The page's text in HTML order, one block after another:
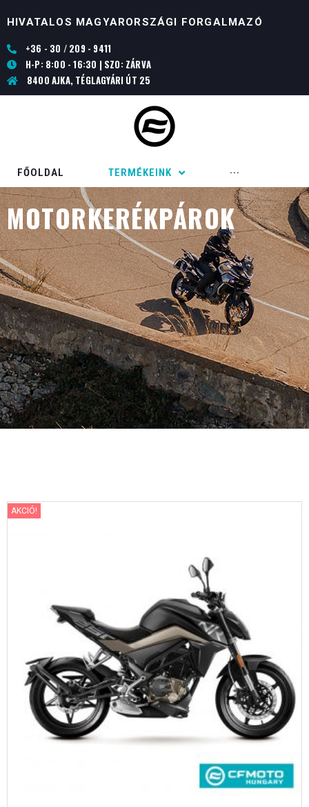
HIVATALOS MAGYARORSZÁGI FORGALMAZÓ
+36 - 30 / 209 - 9411
H-P: 8:00 - 16:30 | SZO: ZÁRVA
8400 AJKA, TÉGLAGYÁRI ÚT 25
FŐOLDAL TERMÉKEINK ···
MOTORKERÉKPÁROK
AKCIÓ!